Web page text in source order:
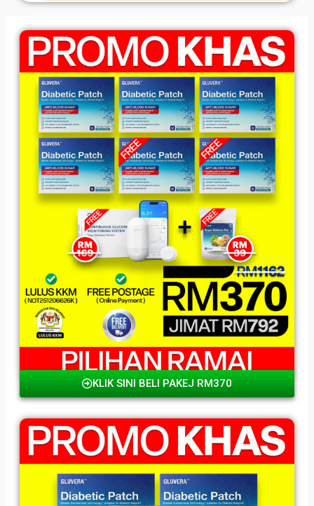
KLIK SINI BELI PAKEJ RM370